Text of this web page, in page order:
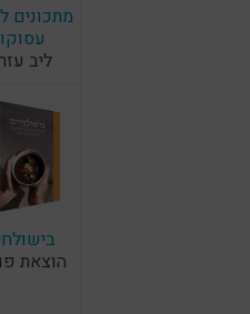
מתכונים
ליב
הוצאת